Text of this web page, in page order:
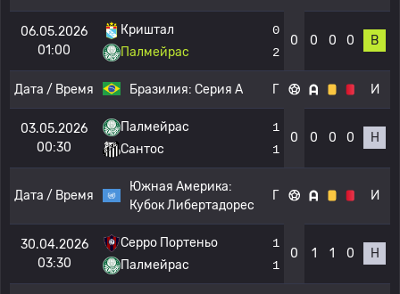
06.05.2026
01:00
Криштал
Палмейрас
0
2
0 0 0 0 В
Дата / Время Бразилия: Серия А Г И
03.05.2026
00:30
Палмейрас
Сантос
1
1
0 0 0 0 Н
Дата / Время
Южная Америка:
Кубок Либертадорес
Г И
30.04.2026
03:30
Серро Портеньо
Палмейрас
1
1
0 1 1 0 Н